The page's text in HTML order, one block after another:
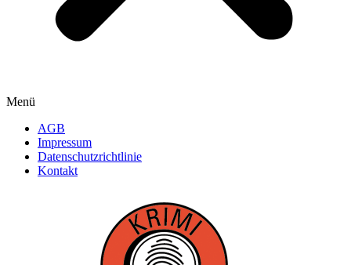
Menü
AGB
Impressum
Datenschutzrichtlinie
Kontakt